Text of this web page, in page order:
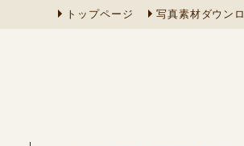
トップページ 写真素材ダウン